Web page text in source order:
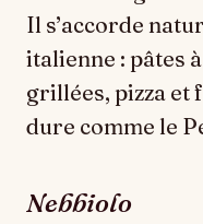
Il s’accorde
italienne : pâtes
grillées, pizza et
dure comme le
Nebbiolo